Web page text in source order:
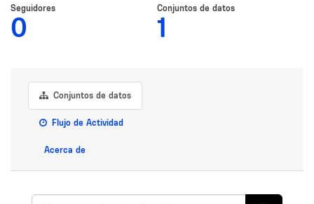
Seguidores
0
Conjuntos de datos
1
Conjuntos de datos
Flujo de Actividad
Acerca de